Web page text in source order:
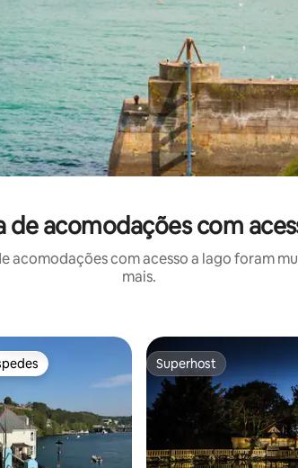
acomodações com
acomodações com acesso a lago foram
mais.
dos hóspedes Superhost
Superhost